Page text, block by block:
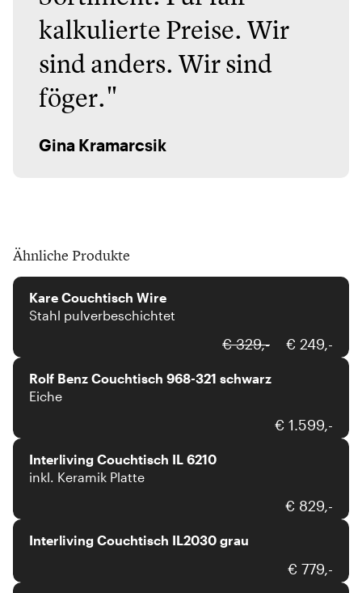
kalkulierte Preise. Wir
sind anders. Wir sind
föger."
Gina Kramarcsik
Ähnliche Produkte
Kare Couchtisch Wire
Stahl pulverbeschichtet
€ 329,- € 249,-
Rolf Benz
Rolf Benz Couchtisch 968-321 schwarz
Eiche
€ 1.599,-
Interliving
Interliving Couchtisch IL 6210
inkl. Keramik Platte
€ 829,-
Interliving
Interliving Couchtisch IL2030 grau
€ 779,-
Team 7